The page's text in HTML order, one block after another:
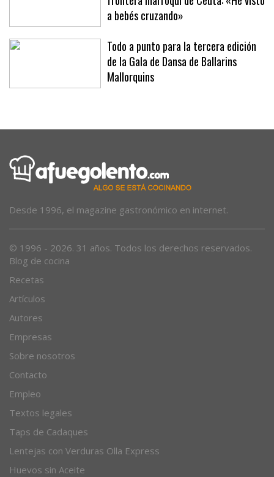
Un reportero mallorquín en la
frontera marroquí de Ceuta: «He visto
a bebés cruzando»
Todo a punto para la tercera edición
de la Gala de Dansa de Ballarins
Blog de cocina
Recetas
Artículos
Autores
Empresas
Sobre nosotros
Contacto
Empleo
Textos legales
Taps de Cadaques